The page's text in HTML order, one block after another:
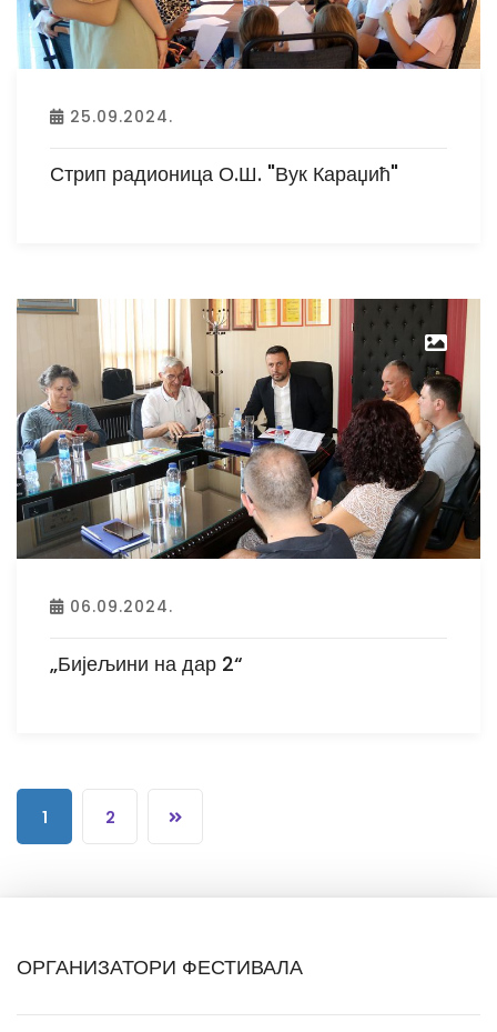
25.09.2024.
Стрип радионица О.Ш. "Вук Караџић"
06.09.2024.
„Бијељини на дар 2“
1 2
ОРГАНИЗАТОРИ ФЕСТИВАЛА